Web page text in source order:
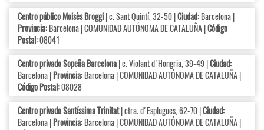
Centro público Moisès Broggi| c. Sant Quintí, 32-50 |Ciudad:Barcelona |
Provincia:Barcelona | COMUNIDAD AUTÓNOMA DE CATALUÑA |Código
Postal:08041
Centro privado Sopeña Barcelona| c. Violant d'Hongria, 39-49 |Ciudad:
Barcelona |Provincia:Barcelona | COMUNIDAD AUTÓNOMA DE CATALUÑA |
Código Postal:08028
Centro privado Santíssima Trinitat| ctra. d'Esplugues, 62-70 |Ciudad:
Barcelona |Provincia:Barcelona | COMUNIDAD AUTÓNOMA DE CATALUÑA |